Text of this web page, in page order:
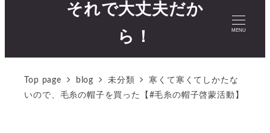
それで大丈夫だか
ら！
MENU
Top page blog 未分類
寒くて寒くてしかたな
いので、毛糸の帽子を買った【#毛糸の帽子啓蒙活動】